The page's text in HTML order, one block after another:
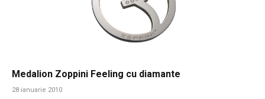
Medalion Zoppini Feeling cu diamante
28 ianuarie 2010